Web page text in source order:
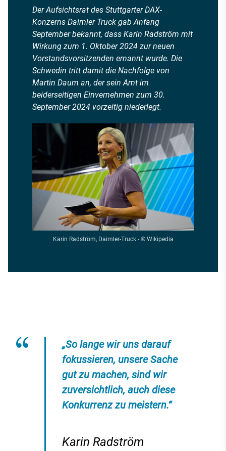
Der Aufsichtsrat des Stuttgarter DAX-
Konzerns Daimler Truck gab Anfang
September bekannt, dass Karin Radström mit
Wirkung zum 1. Oktober 2024 zur neuen
Vorstandsvorsitzenden ernannt wurde. Die
Schwedin tritt damit die Nachfolge von
Martin Daum an, der sein Amt im
beiderseitigen Einvernehmen zum 30.
September 2024 vorzeitig niederlegt.
Karin Radström, Daimler-Truck - © Wikipedia
„So lange wir uns darauf
fokussieren, unsere Sache
gut zu machen, sind wir
zuversichtlich, auch diese
Konkurrenz zu meistern.“
Karin Radström